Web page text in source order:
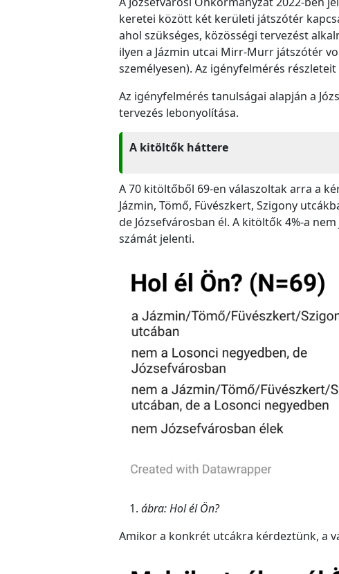
keretei között két kerületi játszótér
ahol szükséges, közösségi tervezést
ilyen a Jázmin utcai Mirr-Murr játszótér
személyesen). Az igényfelmérés
Az igényfelmérés tanulságai alapján a
tervezés lebonyolítása.
A kitöltők háttere
A 70 kitöltőből 69-en válaszoltak arra a
Jázmin, Tömő, Füvészkert, Szigony
de Józsefvárosban él. A kitöltők 4%-a
számát jelenti.
ábra: Hol él Ön?
Amikor a konkrét utcákra kérdeztünk, a